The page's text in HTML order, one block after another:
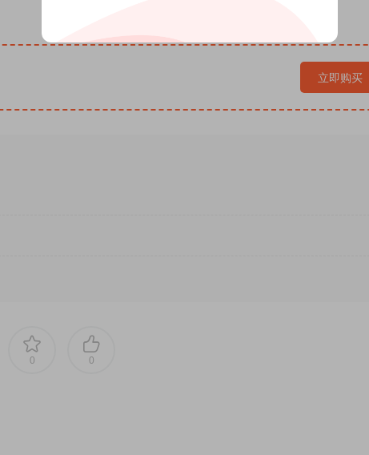
、法治制衡体系，皆是千年帝国文明基因的延续。读懂神圣罗
体、厚重、充满生命力的千年文明共同体。
值
文明观念，才是跨越时代、永不消散的永恒秩序。
立即购买
0 0